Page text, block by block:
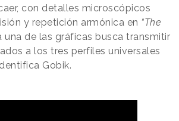
con detalles microscópicos
y repetición armónica en “The
una de las gráficas busca transmitir
a los tres perfiles universales
Gobik.